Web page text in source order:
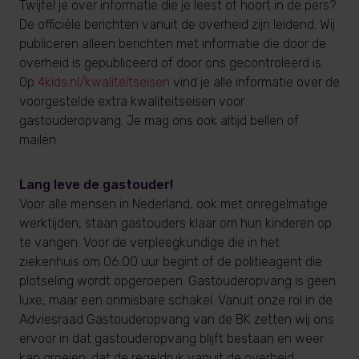
Twijfel je over informatie die je leest of hoort in de pers?
De officiële berichten vanuit de overheid zijn leidend. Wij
publiceren alleen berichten met informatie die door de
overheid is gepubliceerd of door ons gecontroleerd is.
Op 4kids.nl/kwaliteitseisen vind je alle informatie over de
voorgestelde extra kwaliteitseisen voor
gastouderopvang. Je mag ons ook altijd bellen of
mailen.
Lang leve de gastouder!
Voor alle mensen in Nederland, ook met onregelmatige
werktijden, staan gastouders klaar om hun kinderen op
te vangen. Voor de verpleegkundige die in het
ziekenhuis om 06.00 uur begint of de politieagent die
plotseling wordt opgeroepen. Gastouderopvang is geen
luxe, maar een onmisbare schakel. Vanuit onze rol in de
Adviesraad Gastouderopvang van de BK zetten wij ons
ervoor in dat gastouderopvang blijft bestaan en weer